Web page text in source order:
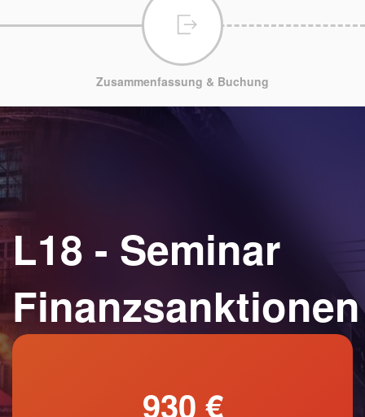
Zusammenfassung & Buchung
L18 - Seminar
Finanzsanktionen
930 €